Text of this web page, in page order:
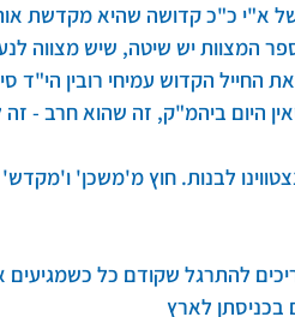
א"י כ"כ קדושה שהיא מקדשת
המצוות יש שיטה, שיש מצווה
החייל הקדוש עמיחי רובין הי"ד
היום ביהמ"ק, זה שהוא חרב -
לבנות. חוץ מ'משכן'
להתרגל שקודם כל
בכניסתן לארץ